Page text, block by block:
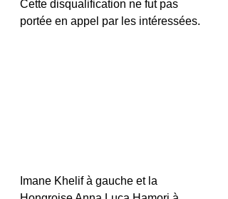
Cette disqualification ne fut pas
portée en appel par les intéressées.
Imane Khelif à gauche et la